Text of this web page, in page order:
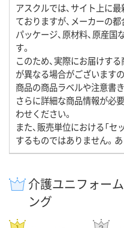
アスクルでは、サイト上に
ておりますが、メーカーの都
パッケージ、原材料、原産
す。
このため、実際にお届けす
が異なる場合がございます
商品の商品ラベルや注意書
さらに詳細な商品情報が必
わせください。
また、販売単位における「セ
するものではありません。
介護ユニフォー
ング